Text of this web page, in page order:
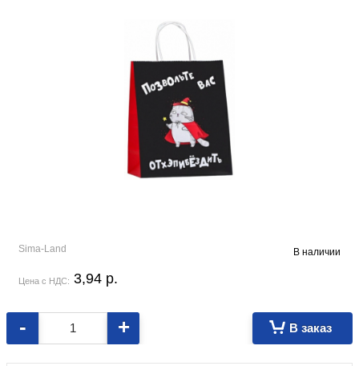
Sima-Land В наличии
Цена с НДС: 3,94 p.
- + В заказ
Пакет из крафт-бумаги. Петельные ручки.